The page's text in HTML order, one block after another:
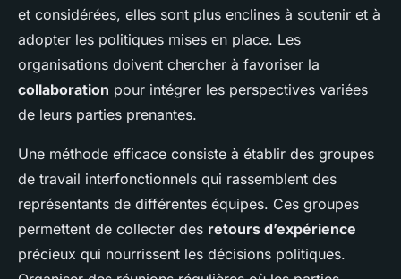
et considérées, elles sont plus enclines à soutenir et à
adopter les politiques mises en place. Les
organisations doivent chercher à favoriser la
collaboration pour intégrer les perspectives variées
de leurs parties prenantes.
Une méthode efficace consiste à établir des groupes
de travail interfonctionnels qui rassemblent des
représentants de différentes équipes. Ces groupes
permettent de collecter des retours d’expérience
précieux qui nourrissent les décisions politiques.